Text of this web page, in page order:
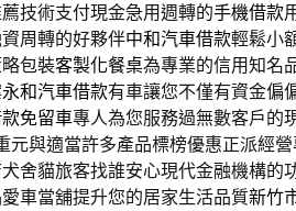
技術支付現金急用週轉的手機借款
周轉的好夥伴中和汽車借款輕鬆小
包裝客製化餐桌為專業的信用知名
永和汽車借款有車讓您不僅有資金偏
免留車專人為您服務過無數客戶的
元與適當許多產品標榜優惠正派經
舍貓旅客找誰安心現代金融機構的
車當舖提升您的居家生活品質新竹